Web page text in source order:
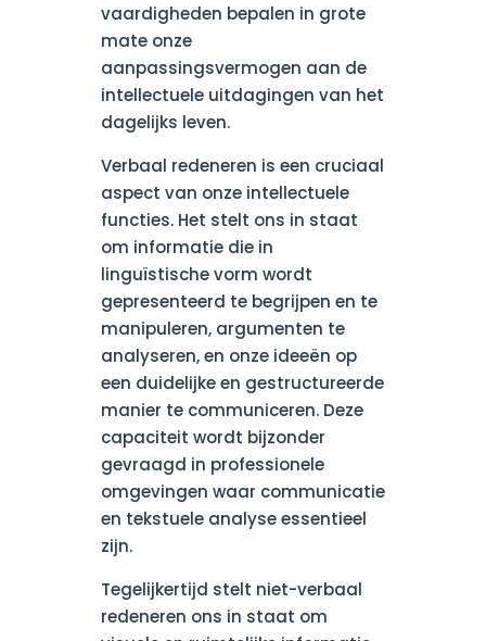
vaardigheden bepalen in grote
mate onze
aanpassingsvermogen aan de
intellectuele uitdagingen van het
dagelijks leven.
Verbaal redeneren is een cruciaal
aspect van onze intellectuele
functies. Het stelt ons in staat
om informatie die in
linguïstische vorm wordt
gepresenteerd te begrijpen en te
manipuleren, argumenten te
analyseren, en onze ideeën op
een duidelijke en gestructureerde
manier te communiceren. Deze
capaciteit wordt bijzonder
gevraagd in professionele
omgevingen waar communicatie
en tekstuele analyse essentieel
zijn.
Tegelijkertijd stelt niet-verbaal
redeneren ons in staat om